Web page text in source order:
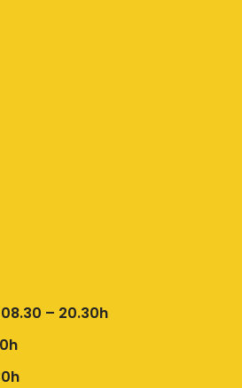
– 20.30h